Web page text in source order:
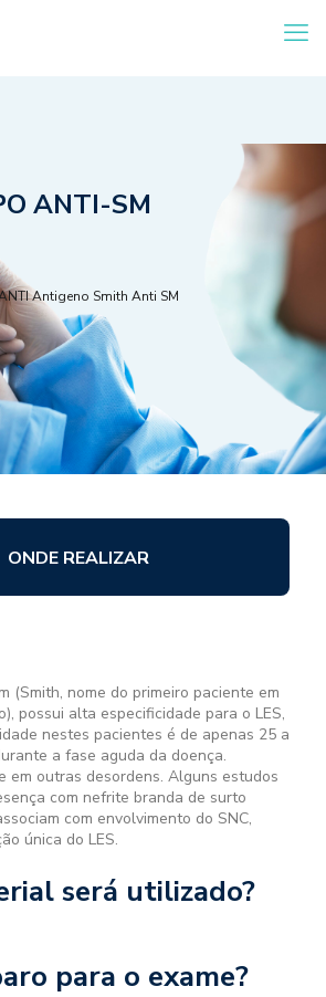
ANTI-SM
Antigeno Smith Anti SM
ONDE REALIZAR
(Smith, nome do primeiro paciente em
possui alta especificidade para o LES,
nestes pacientes é de apenas 25 a
a fase aguda da doença.
em outras desordens. Alguns estudos
com nefrite branda de surto
com envolvimento do SNC,
única do LES.
será utilizado?
para o exame?